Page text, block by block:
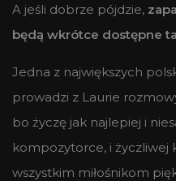
A jeśli dobrze pójdzie,
będą wkrótce dostępne
Jedna z największych
prowadzi z Laurie
bo życzę jak najlepiej i
kompozytorce, i życzliwej
wszystkim miłośnikom